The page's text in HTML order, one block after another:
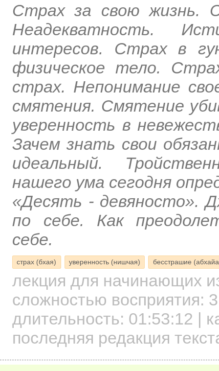
Страх за свою жизнь.
Неадекватность.
интересов. Страх в
физическое тело.
страх. Непонимание
смятения. Смятение
уверенность в
Зачем знать свои
идеальный.
нашего ума сегодня
«Десять - девяносто».
по себе. Как
себе.
страх (бхая) уверенность (нишчая) бесстрашие
лекция для начинающих
сложностью восприятия: 3
длительность: 01:53:12 |
последняя редакция